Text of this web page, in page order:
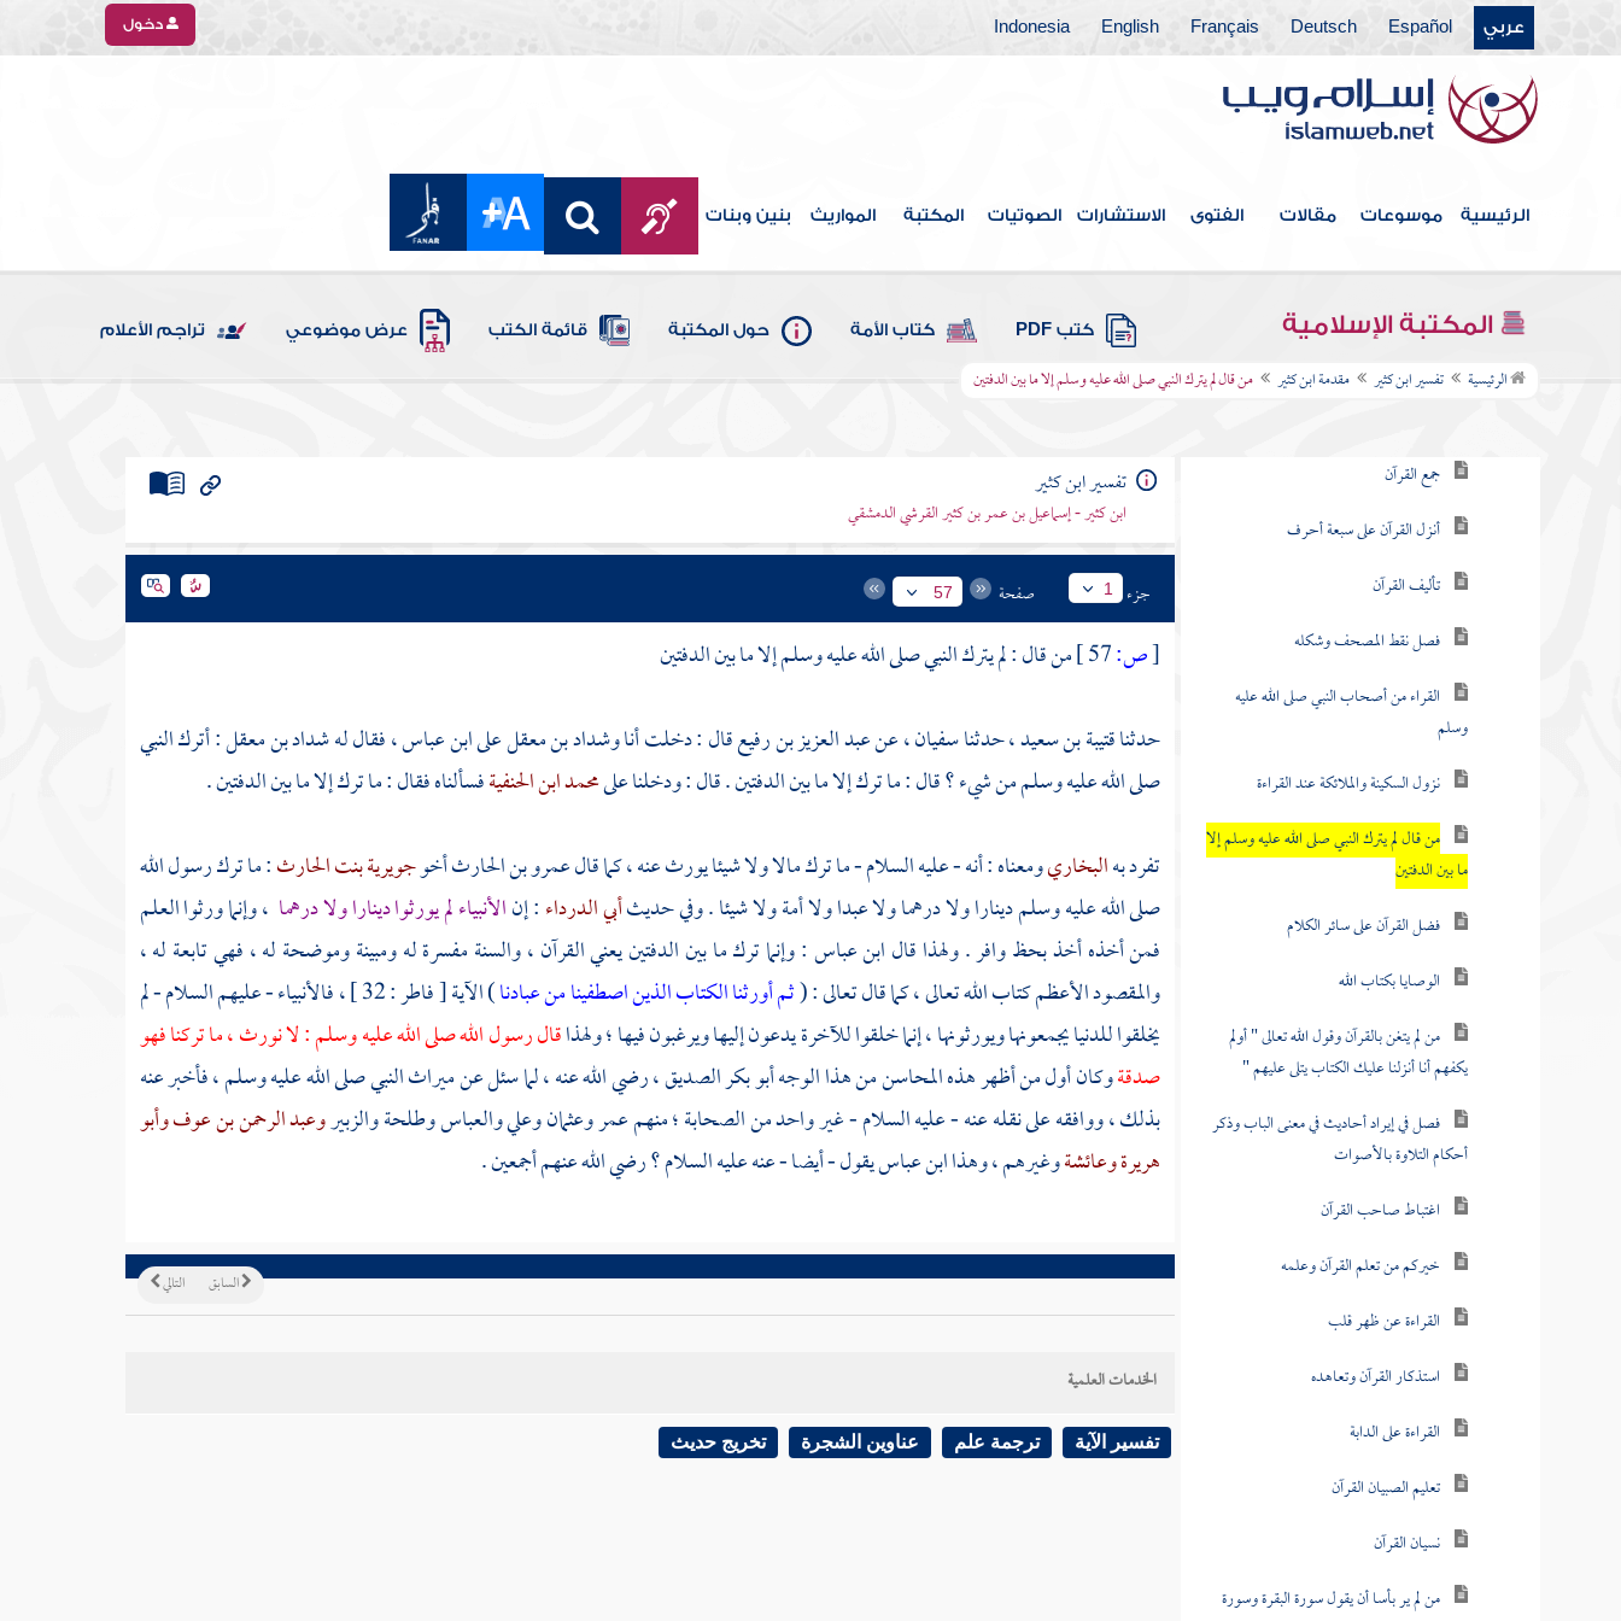
عربي Español
Deutsch
Français
English
Indonesia دخول
الرئيسية موسوعات مقالات الفتوى الاستشارات الصوتيات المكتبة المواريث بنين وبنات
المكتبة الإسلامية كتب PDF كتاب الأمة حول المكتبة قائمة الكتب عرض موضوعي تراجم الأعلام
الرئيسية تفسير ابن كثير مقدمة ابن كثير من قال لم يترك النبي صلى الله عليه وسلم إلا ما بين الدفتين
فهرس الكتاب
مقدمة ابن كثير
جمع القرآن
أنزل القرآن على سبعة أحرف
تأليف القرآن
فصل نقط المصحف وشكله
القراء من أصحاب النبي صلى الله عليه
وسلم
نزول السكينة والملائكة عند القراءة
من قال لم يترك النبي صلى الله عليه وسلم إلا
ما بين الدفتين
فضل القرآن على سائر الكلام
الوصايا بكتاب الله
من لم يتغن بالقرآن وقول الله تعالى " أولم
يكفهم أنا أنزلنا عليك الكتاب يتلى عليهم "
فصل في إيراد أحاديث في معنى الباب وذكر
أحكام التلاوة بالأصوات
اغتباط صاحب القرآن
خيركم من تعلم القرآن وعلمه
القراءة عن ظهر قلب
استذكار القرآن وتعاهده
القراءة على الدابة
تعليم الصبيان القرآن
نسيان القرآن
من لم ير بأسا أن يقول سورة البقرة وسورة
تفسير ابن كثير
ابن كثير - إسماعيل بن عمر بن كثير القرشي الدمشقي
جزء 1 صفحة 57
[ص:
من قال : لم يترك النبي صلى الله عليه وسلم إلا ما بين الدفتين
حدثناقتيبة بن سعيد، حدثناسفيان، عنعبد العزيز بن رفيعقال : دخلت أناوشداد بن معقلعلىابن عباس، فقال لهشداد بن معقل: أترك النبي
صلى الله عليه وسلم من شيء ؟ قال : ما ترك إلا ما بين الدفتين . قال : ودخلنا علىمحمد ابن الحنفيةفسألناه فقال : ما ترك إلا ما بين الدفتين .
تفرد بهالبخاريومعناه : أنه - عليه السلام - ما ترك مالا ولا شيئا يورث عنه ، كما قالعمرو بن الحارثأخوجويرية بنت الحارث: ما ترك رسول الله
صلى الله عليه وسلم دينارا ولا درهما ولا عبدا ولا أمة ولا شيئا . وفي حديثأبي الدرداء: إنالأنبياء لم يورثوا دينارا ولا درهما ، وإنما ورثوا العلم
فمن أخذه أخذ بحظ وافر . ولهذا قالابن عباس: وإنما ترك ما بين الدفتين يعني القرآن ، والسنة مفسرة له ومبينة وموضحة له ، فهي تابعة له ،
والمقصود الأعظم كتاب الله تعالى ، كما قال تعالى : (ثم أورثنا الكتاب الذين اصطفينا من عبادنا
) الآية [ فاطر : 32 ] ، فالأنبياء - عليهم السلام - لم
يخلقوا للدنيا يجمعونها ويورثونها ، إنما خلقوا للآخرة يدعون إليها ويرغبون فيها ؛ ولهذاقال رسول الله صلى الله عليه وسلم : لا نورث ، ما تركنا فهو
صدقةوكان أول من أظهر هذه المحاسن من هذا الوجهأبو بكر الصديق ،رضي الله عنه ، لما سئل عن ميراث النبي صلى الله عليه وسلم ، فأخبر عنه
بذلك ، ووافقه على نقله عنه - عليه السلام - غير واحد من الصحابة ؛ منهمعمروعثمانوعليوالعباسوطلحةوالزبيروعبد الرحمن بن عوفوأبو
هريرةوعائشةوغيرهم ، وهذاابن عباسيقول - أيضا - عنه عليه السلام ؟ رضي الله عنهم أجمعين .
التالي السابق
الخدمات العلمية
تفسير الآية ترجمة علم عناوين الشجرة تخريج حديث